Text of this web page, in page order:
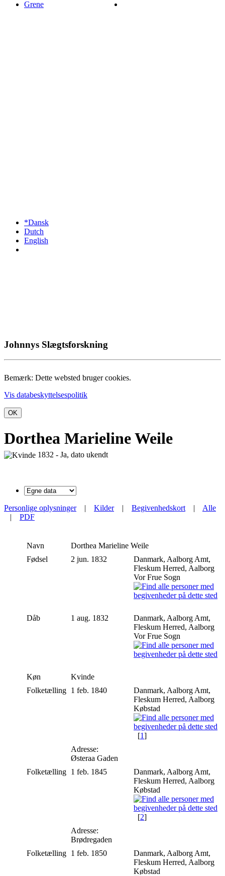
Grene
*Dansk
Dutch
English
Johnnys Slægtsforskning
Bemærk: Dette websted bruger cookies.
Vis databeskyttelsespolitik
OK
Dorthea Marieline Weile
1832 - Ja, dato ukendt
Personlige oplysninger| Kilder| Begivenhedskort | Alle
| PDF
Navn Dorthea Marieline Weile
Fødsel
2 jun. 1832
Danmark, Aalborg Amt,
Fleskum Herred, Aalborg
Vor Frue Sogn
Dåb 1 aug. 1832
Danmark, Aalborg Amt,
Fleskum Herred, Aalborg
Vor Frue Sogn
Køn
Kvinde
Folketælling 1 feb. 1840
Danmark, Aalborg Amt,
Fleskum Herred, Aalborg
Købstad
[1]
Adresse:
Østeraa Gaden
Folketælling 1 feb. 1845
Danmark, Aalborg Amt,
Fleskum Herred, Aalborg
Købstad
[2]
Adresse:
Brødregaden
Folketælling 1 feb. 1850
Danmark, Aalborg Amt,
Fleskum Herred, Aalborg
Købstad